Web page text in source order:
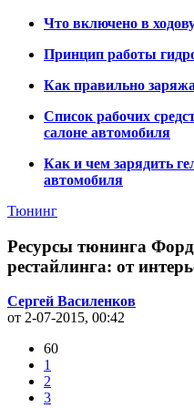
Что включено в
Принцип работы
Как правильно
Список рабочих
салоне автомобиля
Как и чем зарядить
автомобиля
Тюнинг
Ресурсы тюнинга
рестайлинга: от
Сергей Василенков
от 2-07-2015, 00:42
60
1
2
3